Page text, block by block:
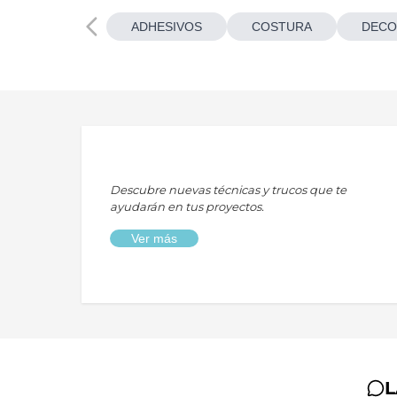
ADHESIVOS COSTURA
Descubre nuevas técnicas y trucos que te
ayudarán en tus proyectos.
Ver más